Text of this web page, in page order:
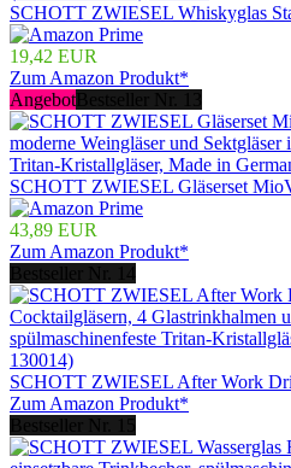
SCHOTT ZWIESEL Whiskyglas
19,42 EUR
Zum Amazon Produkt*
Angebot
SCHOTT ZWIESEL Gläserset
43,89 EUR
Zum Amazon Produkt*
SCHOTT ZWIESEL After Work
Zum Amazon Produkt*